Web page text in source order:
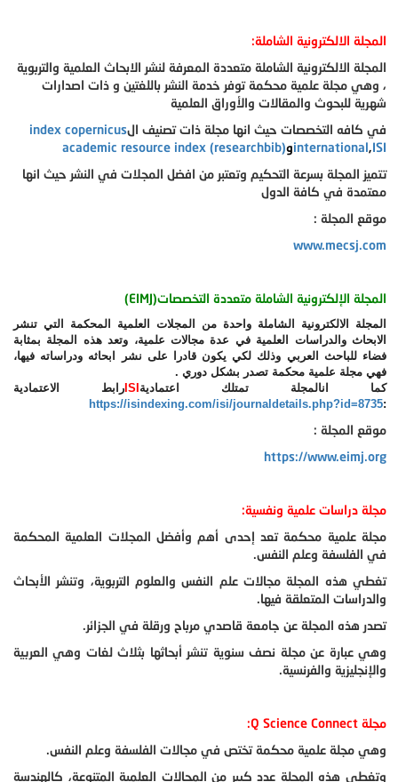
المجلة الالكترونية الشاملة:
المجلة الالكترونية الشاملة متعددة المعرفة لنشر الابحاث العلمية والتربوية
، وهي مجلة علمية محكمة توفر خدمة النشر باللغتين و ذات اصدارات
شهرية للبحوث والمقالات والأوراق العلمية
في كافه التخصصات حيث انها مجلة ذات تصنيف الindex copernicus
international,ISI وacademic resource index (researchbib)
تتميز المجلة بسرعة التحكيم وتعتبر من افضل المجلات في النشر حيث انها
معتمدة في كافة الدول
موقع المجلة :
www.mecsj.com
المجلة الإلكترونية الشاملة متعددة التخصصات(EIMJ)
المجلة الالكترونية الشاملة واحدة من المجلات العلمية المحكمة التي تنشر
الابحاث والدراسات العلمية في عدة مجالات علمية، وتعد هذه المجلة بمثابة
فضاء للباحث العربي وذلك لكي يكون قادرا على نشر ابحاثه ودراساته فيها،
فهي مجلة علمية محكمة تصدر بشكل دوري .
كما انالمجلة تمتلك اعتماديةISIرابط الاعتمادية
:
https://isindexing.com/isi/journaldetails.php?id=8735
موقع المجلة :
https://www.eimj.org
مجلة دراسات علمية ونفسية:
مجلة علمية محكمة تعد إحدى أهم وأفضل المجلات العلمية المحكمة
في الفلسفة وعلم النفس.
تغطي هذه المجلة مجالات علم النفس والعلوم التربوية، وتنشر الأبحاث
والدراسات المتعلقة فيها.
تصدر هذه المجلة عن جامعة قاصدي مرباح ورقلة في الجزائر.
وهي عبارة عن مجلة نصف سنوية تنشر أبحاثها بثلاث لغات وهي العربية
والإنجليزية والفرنسية.
مجلة Q Science Connect
:
وهي مجلة علمية محكمة تختص في مجالات الفلسفة وعلم النفس.
وتغطي هذه المجلة عدد كبير من المجالات العلمية المتنوعة، كالهندسة